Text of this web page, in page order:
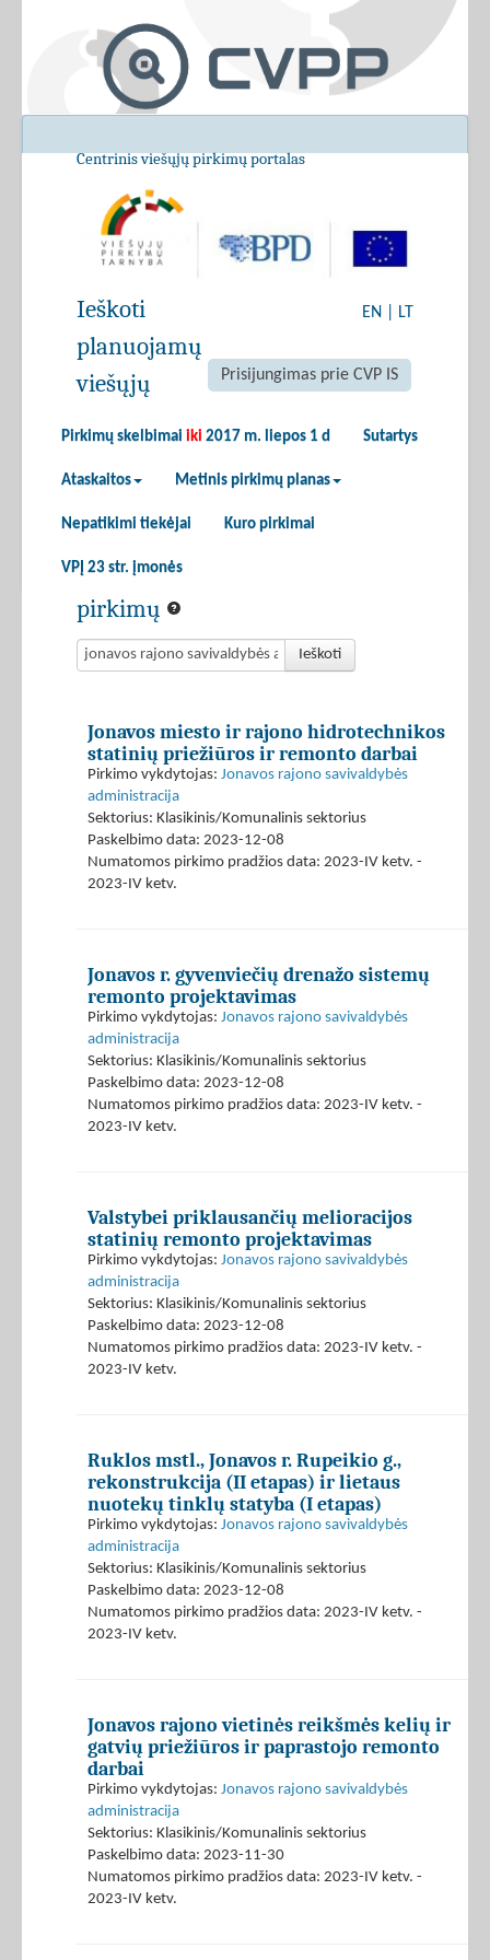
Centrinis viešųjų pirkimų portalas
EN LT
Prisijungimas prie CVP IS
Pirkimų skelbimai iki 2017 m. liepos 1 d Sutartys
Ataskaitos Metinis pirkimų planas
Nepatikimi tiekėjai Kuro pirkimai
VPĮ 23 str. įmonės
Ieškoti
planuojamų
viešųjų
pirkimų
Ieškoti
Jonavos miesto ir rajono hidrotechnikos
statinių priežiūros ir remonto darbai
Pirkimo vykdytojas: Jonavos rajono savivaldybės
administracija
Sektorius: Klasikinis/Komunalinis sektorius
Paskelbimo data: 2023-12-08
Numatomos pirkimo pradžios data: 2023-IV ketv. -
2023-IV ketv.
Jonavos r. gyvenviečių drenažo sistemų
remonto projektavimas
Pirkimo vykdytojas: Jonavos rajono savivaldybės
administracija
Sektorius: Klasikinis/Komunalinis sektorius
Paskelbimo data: 2023-12-08
Numatomos pirkimo pradžios data: 2023-IV ketv. -
2023-IV ketv.
Valstybei priklausančių melioracijos
statinių remonto projektavimas
Pirkimo vykdytojas: Jonavos rajono savivaldybės
administracija
Sektorius: Klasikinis/Komunalinis sektorius
Paskelbimo data: 2023-12-08
Numatomos pirkimo pradžios data: 2023-IV ketv. -
2023-IV ketv.
Ruklos mstl., Jonavos r. Rupeikio g.,
rekonstrukcija (II etapas) ir lietaus
nuotekų tinklų statyba (I etapas)
Pirkimo vykdytojas: Jonavos rajono savivaldybės
administracija
Sektorius: Klasikinis/Komunalinis sektorius
Paskelbimo data: 2023-12-08
Numatomos pirkimo pradžios data: 2023-IV ketv. -
2023-IV ketv.
Jonavos rajono vietinės reikšmės kelių ir
gatvių priežiūros ir paprastojo remonto
darbai
Pirkimo vykdytojas: Jonavos rajono savivaldybės
administracija
Sektorius: Klasikinis/Komunalinis sektorius
Paskelbimo data: 2023-11-30
Numatomos pirkimo pradžios data: 2023-IV ketv. -
2023-IV ketv.